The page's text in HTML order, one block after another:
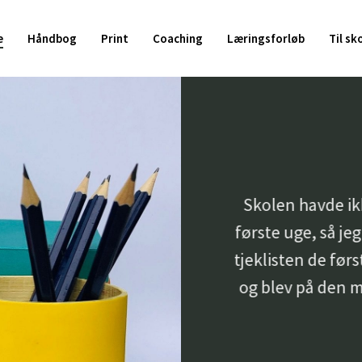
Håndbog Print Coaching Læringsforløb Til
Kurv
Skolen havde
første uge, så
tjeklisten de
og blev på den